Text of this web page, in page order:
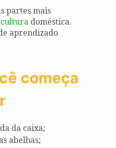
partes mais
doméstica.
aprendizado
começa
da caixa;
abelhas;